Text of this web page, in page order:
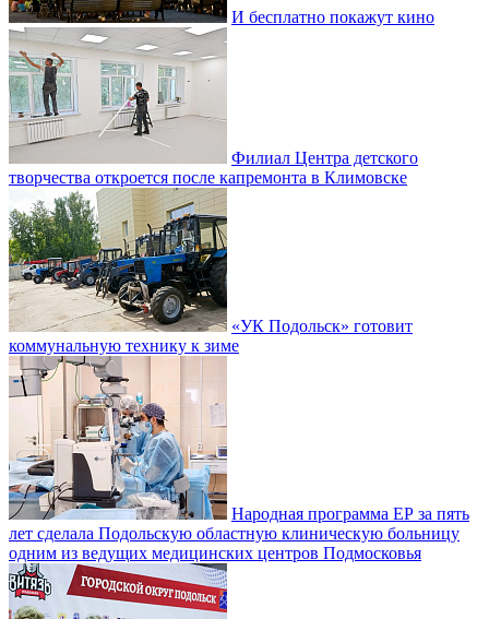
И бесплатно покажут кино
Филиал Центра детского
творчества откроется после капремонта в Климовске
«УК Подольск» готовит
коммунальную технику к зиме
Народная программа ЕР за пять
лет сделала Подольскую областную клиническую больницу
одним из ведущих медицинских центров Подмосковья